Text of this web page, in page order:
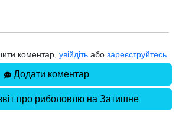
коментар, увійдіть або зареєструйтесь
Додати коментар
про риболовлю на Затишне